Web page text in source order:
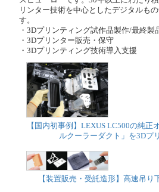
リンター技術を中心としたデジタルも
す。
・3Dプリンティング試作品製作/最終製
・3Dプリンター販売・保守
・3Dプリンティング技術導入支援
【国内初事例】LEXUS LC500の純正
ルクーラーダクト」を3Dプ
【装置販売・受託造形】高速吊り